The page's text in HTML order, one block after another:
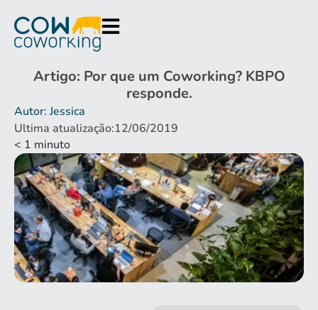
Artigo: Por que um Coworking? KBPO
responde.
Autor: Jessica
Ultima atualização:12/06/2019
< 1 minuto